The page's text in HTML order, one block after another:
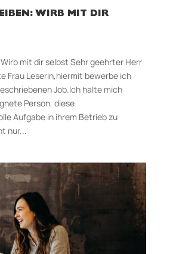
WIRB MIT DIR
mit dir selbst Sehr geehrter Herr
Frau Leserin,hiermit bewerbe ich
Job.Ich halte mich
Person, diese
Aufgabe in ihrem Betrieb zu
nur...